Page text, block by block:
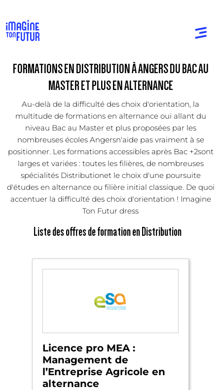
FORMATIONS EN DISTRIBUTION À ANGERS DU BAC AU
MASTER ET PLUS EN ALTERNANCE
Au-delà de la difficulté des choix d'orientation, la
multitude de formations en alternance oui allant du
niveau Bac au Master et plus proposées par les
nombreuses écoles Angersn'aide pas vraiment à se
positionner. Les formations accessibles après Bac +2sont
larges et variées : toutes les filières, de nombreuses
spécialités Distributionet le choix d'une poursuite
d'études en alternance ou filière initial classique. De quoi
accentuer la difficulté des choix d'orientation ! Imagine
Ton Futur dress
Liste des offres de formation en Distribution
Licence pro MEA :
Management de
l’Entreprise Agricole en
alternance